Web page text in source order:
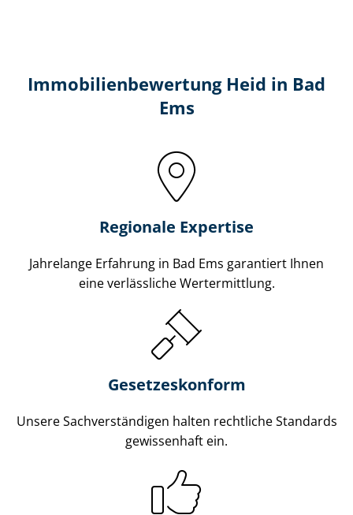
Immobilien­bewertung Heid in Bad
Ems
Regionale Expertise
Jahrelange Erfahrung in Bad Ems garantiert Ihnen
eine verlässliche Wertermittlung.
Gesetzes­konform
Unsere Sach­ver­stän­di­gen halten rechtliche Standards
gewissenhaft ein.